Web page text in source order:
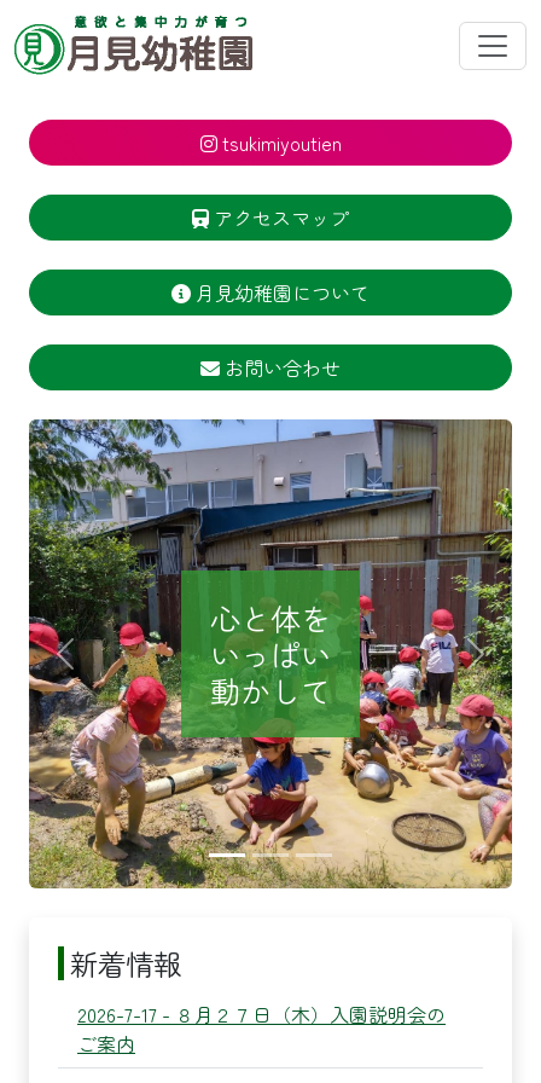
tsukimiyoutien
アクセスマップ
月見幼稚園について
お問い合わせ
心と体を
いっぱい
動かして
Previous Next
新着情報
2026-7-17 - ８月２７日（木）入園説明会の
ご案内